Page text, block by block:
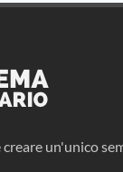
creare un'unico